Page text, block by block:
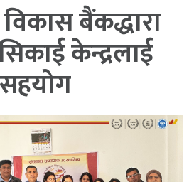
विकास बैंकद्धारा
केन्द्रलाई
सहयोग